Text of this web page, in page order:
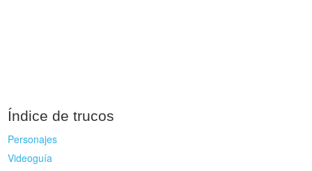
Índice de trucos
Personajes
Videoguía